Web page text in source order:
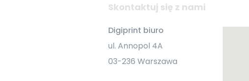
Skontaktuj się z nami
Digiprint biuro
ul. Annopol 4A
03-236 Warszawa